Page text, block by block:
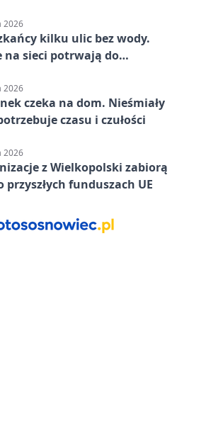
2026
kilku ulic bez wody.
na sieci potrwają do
2026
czeka na dom. Nieśmiały
czasu i czułości
2026
z Wielkopolski zabiorą
przyszłych funduszach UE